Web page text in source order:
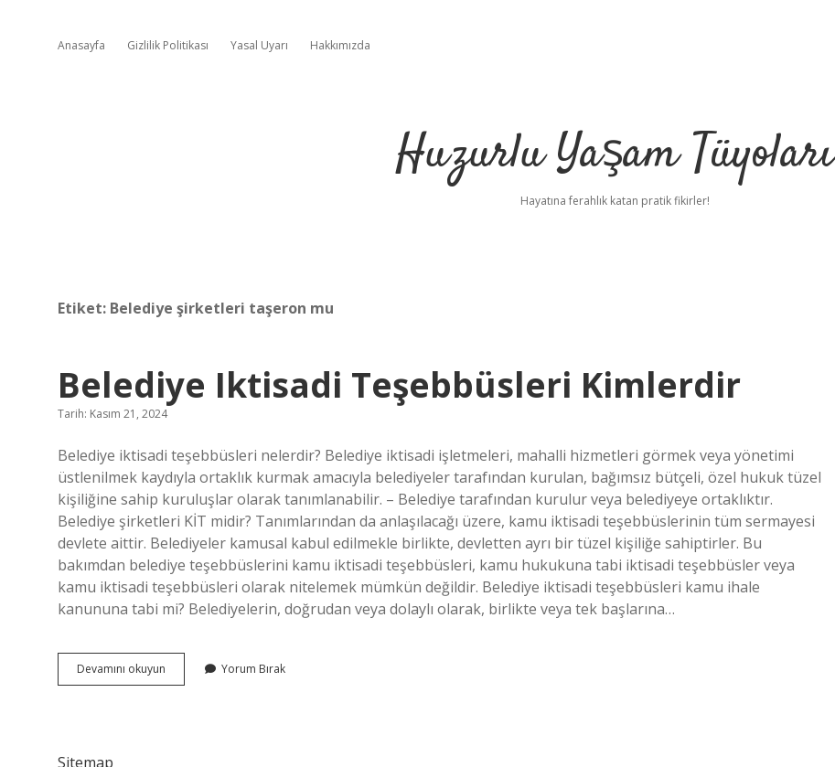
Anasayfa Gizlilik Politikası Yasal Uyarı Hakkımızda
Huzurlu Yaşam Tüyoları
Hayatına ferahlık katan pratik fikirler!
Etiket: Belediye şirketleri taşeron mu
Belediye Iktisadi Teşebbüsleri Kimlerdir
Tarih: Kasım 21, 2024
Belediye iktisadi teşebbüsleri nelerdir? Belediye iktisadi işletmeleri, mahalli hizmetleri görmek veya yönetimi
üstlenilmek kaydıyla ortaklık kurmak amacıyla belediyeler tarafından kurulan, bağımsız bütçeli, özel hukuk tüzel
kişiliğine sahip kuruluşlar olarak tanımlanabilir. – Belediye tarafından kurulur veya belediyeye ortaklıktır.
Belediye şirketleri KİT midir? Tanımlarından da anlaşılacağı üzere, kamu iktisadi teşebbüslerinin tüm sermayesi
devlete aittir. Belediyeler kamusal kabul edilmekle birlikte, devletten ayrı bir tüzel kişiliğe sahiptirler. Bu
bakımdan belediye teşebbüslerini kamu iktisadi teşebbüsleri, kamu hukukuna tabi iktisadi teşebbüsler veya
kamu iktisadi teşebbüsleri olarak nitelemek mümkün değildir. Belediye iktisadi teşebbüsleri kamu ihale
kanununa tabi mi? Belediyelerin, doğrudan veya dolaylı olarak, birlikte veya tek başlarına…
Devamını okuyun Belediye
Iktisadi
Yorum Bırak
Sitemap